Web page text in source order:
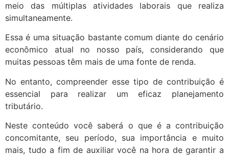
meio das múltiplas atividades laborais que realiza
simultaneamente.
Essa é uma situação bastante comum diante do cenário
econômico atual no nosso país, considerando que
muitas pessoas têm mais de uma fonte de renda.
No entanto, compreender esse tipo de contribuição é
essencial para realizar um eficaz planejamento
tributário.
Neste conteúdo você saberá o que é a contribuição
concomitante, seu período, sua importância e muito
mais, tudo a fim de auxiliar você na hora de garantir a